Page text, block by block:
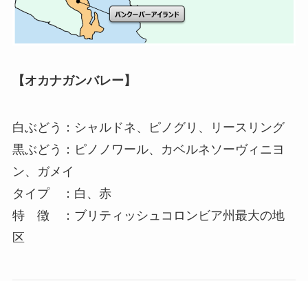
【オカナガンバレー】
白ぶどう：シャルドネ、ピノグリ、リースリング
黒ぶどう：ピノノワール、カベルネソーヴィニヨ
ン、ガメイ
タイプ ：白、赤
特 徴 ：ブリティッシュコロンビア州最大の地
区